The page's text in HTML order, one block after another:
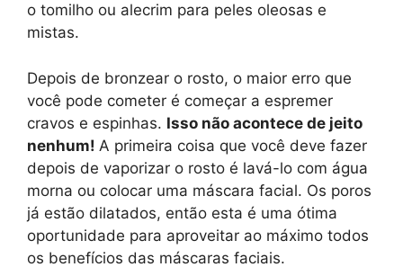
o tomilho ou alecrim para peles oleosas e
mistas.
Depois de bronzear o rosto, o maior erro que
você pode cometer é começar a espremer
cravos e espinhas. Isso não acontece de jeito
nenhum! A primeira coisa que você deve fazer
depois de vaporizar o rosto é lavá-lo com água
morna ou colocar uma máscara facial. Os poros
já estão dilatados, então esta é uma ótima
oportunidade para aproveitar ao máximo todos
os benefícios das máscaras faciais.